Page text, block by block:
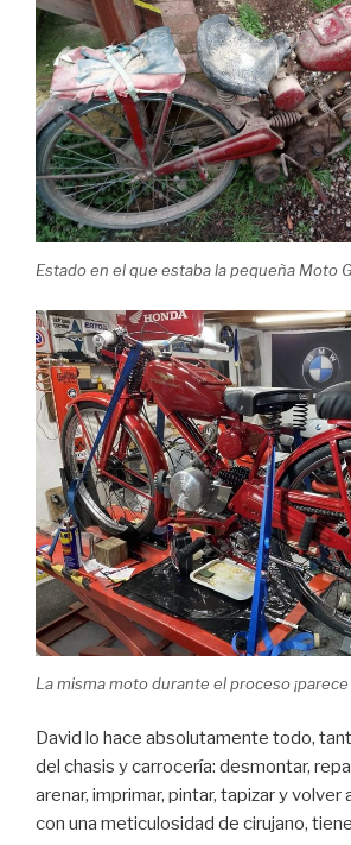
Estado en el que estaba la pequeña Moto
La misma moto durante el proceso
David lo hace absolutamente todo,
del chasis y carrocería: desmontar,
arenar, imprimar, pintar, tapizar y volver
con una meticulosidad de cirujano,